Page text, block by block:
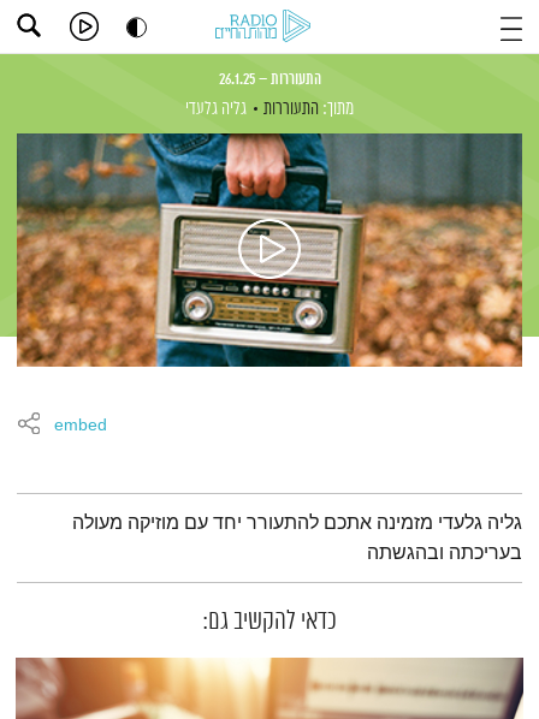
התעוררות – 26.1.25
מתוך: התעוררות גליה גלעדי
embed
תמצית הפודקאסט
גליה גלעדי מזמינה אתכם להתעורר יחד עם מוזיקה מעולה
בעריכתה ובהגשתה
כדאי להקשיב גם: